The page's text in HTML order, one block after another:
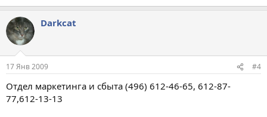
Darkcat
17 Янв 2009 #4
Отдел маркетинга и сбыта (496) 612-46-65, 612-87-
77,612-13-13